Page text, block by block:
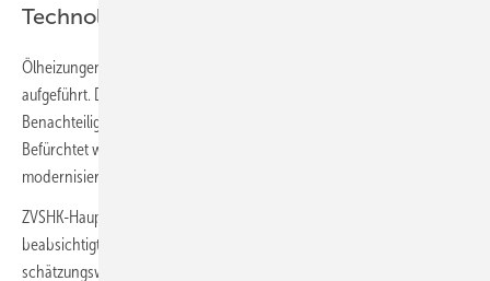
Technologieoffenheit nicht gegeben
Ölheizungen sind im vorgenannten Förderprogramm nicht
aufgeführt. Die SHK-Verbandsorganisation sieht darin eine finanzielle
Benachteiligung der Besitzer von rund 5,5 Millionen Ölheizungen.
Befürchtet wird, dass Ölheizungsbesitzer ihre Anlagen daher gar nicht
modernisieren und über Jahre weiter betreiben werden.
ZVSHK-Hauptgeschäftsführer Helmut Bramann kritisiert die
beabsichtigte Förderpolitik in diesem Punkt. Denn bei
schätzungsweise 3,1 Millionen Heizungen im ländlichen Raum komme